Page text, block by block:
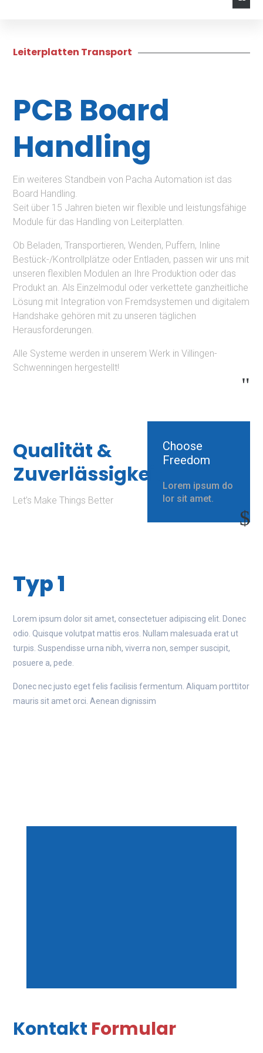
Untern
ehmen
Pacha
Standort
Ralph Pacha
Geschäftsleitung
Ivonne Pacha
Assistenz der Geschäftsleitung
zur Übersicht
ny
For 35 years, Pacha
Automation stands for
About
History
Location
More
Legal
Privacy
Ralph Pacha
Markus Hirsch
Sales Manager
Klaus Huber
Technical Director
Ivonne Pacha
Ihr Spezialist für Automatisierungstechnik in der
Leiterplatten Transport
PCB Board
Handling
Ein weiteres Standbein von Pacha Automation ist das
Board Handling.
Seit über 15 Jahren bieten wir flexible und leistungsfähige
Module für das Handling von Leiterplatten.
Ob Beladen, Transportieren, Wenden, Puffern, Inline
Bestück-/Kontrollplätze oder Entladen, passen wir uns mit
unseren flexiblen Modulen an Ihre Produktion oder das
Produkt an. Als Einzelmodul oder verkettete ganzheitliche
Lösung mit Integration von Fremdsystemen und digitalem
Handshake gehören mit zu unseren täglichen
Herausforderungen.
Alle Systeme werden in unserem Werk in Villingen-
Schwenningen hergestellt!
"
Choose
Freedom
Lorem ipsum do
lor sit amet.
Qualität &
Zuverlässigkeit
Let’s Make Things Better
$
Typ 1
Lorem ipsum dolor sit amet, consectetuer adipiscing elit. Donec
odio. Quisque volutpat mattis eros. Nullam malesuada erat ut
turpis. Suspendisse urna nibh, viverra non, semper suscipit,
posuere a, pede.
Donec nec justo eget felis facilisis fermentum. Aliquam porttitor
mauris sit amet orci. Aenean dignissim
Kontakt Formular